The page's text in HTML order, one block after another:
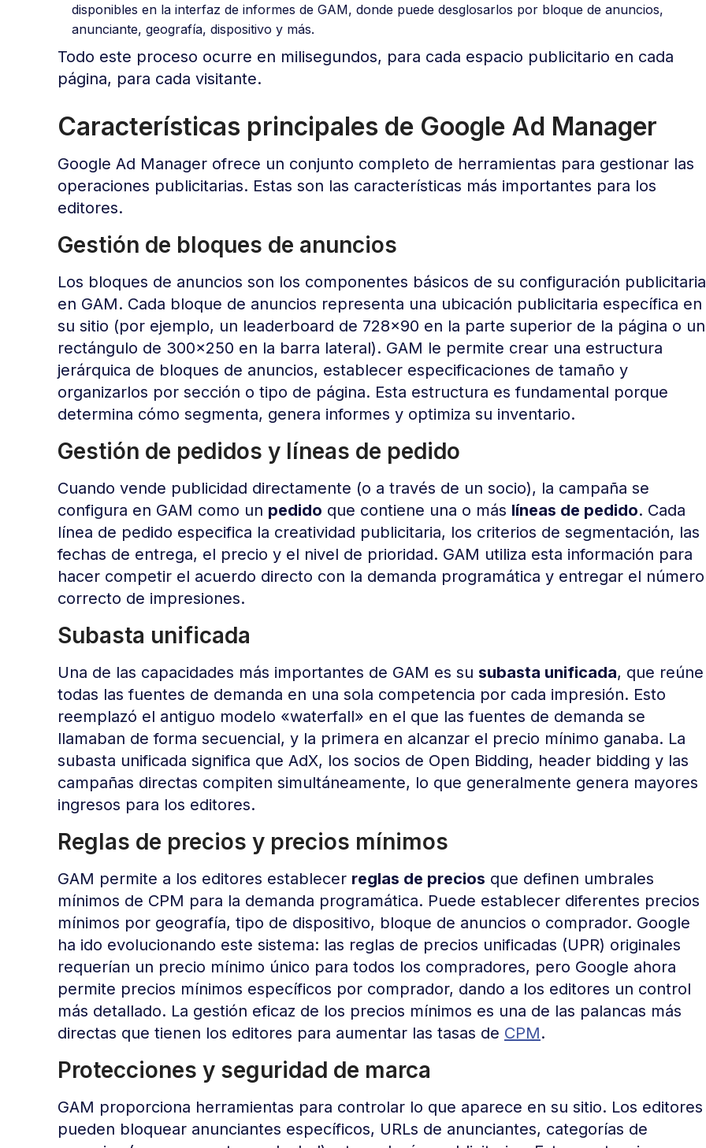
disponibles en la interfaz de informes de GAM, donde puede desglosarlos por bloque de anuncios,
anunciante, geografía, dispositivo y más.
Todo este proceso ocurre en milisegundos, para cada espacio publicitario en cada
página, para cada visitante.
Características principales de Google Ad Manager
Google Ad Manager ofrece un conjunto completo de herramientas para gestionar las
operaciones publicitarias. Estas son las características más importantes para los
editores.
Gestión de bloques de anuncios
Los bloques de anuncios son los componentes básicos de su configuración publicitaria
en GAM. Cada bloque de anuncios representa una ubicación publicitaria específica en
su sitio (por ejemplo, un leaderboard de 728×90 en la parte superior de la página o un
rectángulo de 300×250 en la barra lateral). GAM le permite crear una estructura
jerárquica de bloques de anuncios, establecer especificaciones de tamaño y
organizarlos por sección o tipo de página. Esta estructura es fundamental porque
determina cómo segmenta, genera informes y optimiza su inventario.
Gestión de pedidos y líneas de pedido
Cuando vende publicidad directamente (o a través de un socio), la campaña se
configura en GAM como un pedido que contiene una o más líneas de pedido. Cada
línea de pedido especifica la creatividad publicitaria, los criterios de segmentación, las
fechas de entrega, el precio y el nivel de prioridad. GAM utiliza esta información para
hacer competir el acuerdo directo con la demanda programática y entregar el número
correcto de impresiones.
Subasta unificada
Una de las capacidades más importantes de GAM es su subasta unificada, que reúne
todas las fuentes de demanda en una sola competencia por cada impresión. Esto
reemplazó el antiguo modelo «waterfall» en el que las fuentes de demanda se
llamaban de forma secuencial, y la primera en alcanzar el precio mínimo ganaba. La
subasta unificada significa que AdX, los socios de Open Bidding, header bidding y las
campañas directas compiten simultáneamente, lo que generalmente genera mayores
ingresos para los editores.
Reglas de precios y precios mínimos
GAM permite a los editores establecer reglas de precios que definen umbrales
mínimos de CPM para la demanda programática. Puede establecer diferentes precios
mínimos por geografía, tipo de dispositivo, bloque de anuncios o comprador. Google
ha ido evolucionando este sistema: las reglas de precios unificadas (UPR) originales
requerían un precio mínimo único para todos los compradores, pero Google ahora
permite precios mínimos específicos por comprador, dando a los editores un control
más detallado. La gestión eficaz de los precios mínimos es una de las palancas más
directas que tienen los editores para aumentar las tasas de CPM.
Protecciones y seguridad de marca
GAM proporciona herramientas para controlar lo que aparece en su sitio. Los editores
pueden bloquear anunciantes específicos, URLs de anunciantes, categorías de